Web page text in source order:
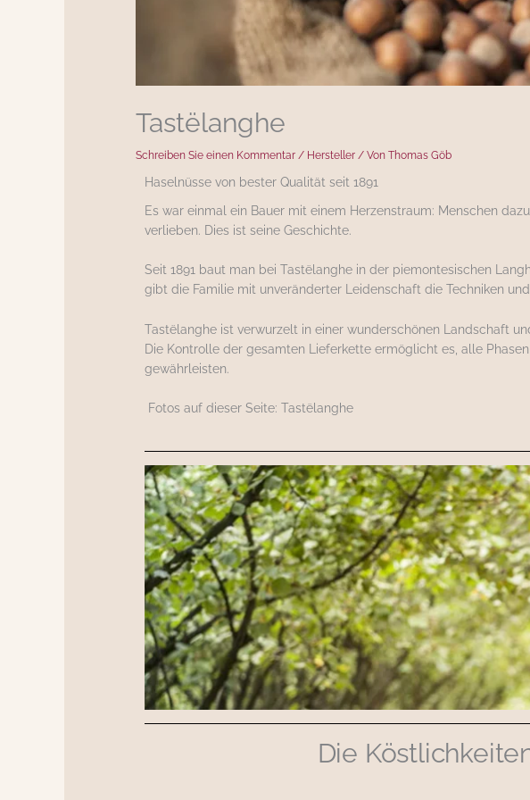
Tastëlanghe
Schreiben Sie einen Kommentar / Hersteller / VonThomas Göb
Haselnüsse von bester Qualität seit 1891
Es war einmal ein Bauer mit einem Herzenstraum: Menschen
verlieben. Dies ist seine Geschichte.
Seit 1891 baut man bei Tastëlanghe in der piemontesischen
gibt die Familie mit unveränderter Leidenschaft die Techniken
Tastëlanghe ist verwurzelt in einer wunderschönen Landschaft
Die Kontrolle der gesamten Lieferkette ermöglicht es, alle
gewährleisten.
Fotos auf dieser Seite: Tastëlanghe
Die